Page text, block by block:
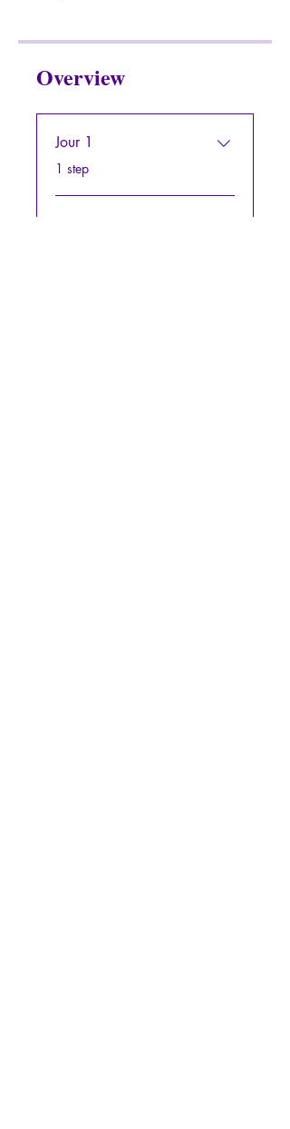
Overview
Jour 1
.1 step